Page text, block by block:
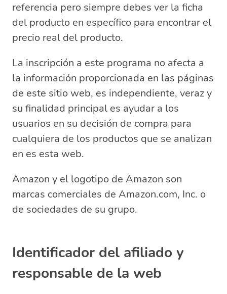
referencia pero siempre debes ver la ficha
del producto en específico para encontrar el
precio real del producto.
La inscripción a este programa no afecta a
la información proporcionada en las páginas
de este sitio web, es independiente, veraz y
su finalidad principal es ayudar a los
usuarios en su decisión de compra para
cualquiera de los productos que se analizan
en es esta web.
Amazon y el logotipo de Amazon son
marcas comerciales de Amazon.com, Inc. o
de sociedades de su grupo.
Identificador del afiliado y
responsable de la web